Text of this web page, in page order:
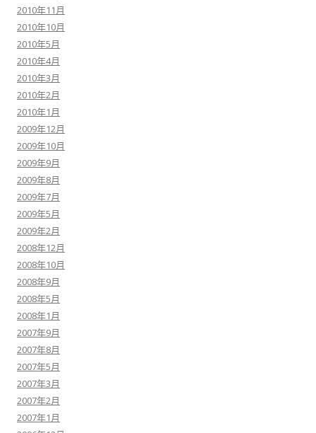
2010年11月
2010年10月
2010年5月
2010年4月
2010年3月
2010年2月
2010年1月
2009年12月
2009年10月
2009年9月
2009年8月
2009年7月
2009年5月
2009年2月
2008年12月
2008年10月
2008年9月
2008年5月
2008年1月
2007年9月
2007年8月
2007年5月
2007年3月
2007年2月
2007年1月